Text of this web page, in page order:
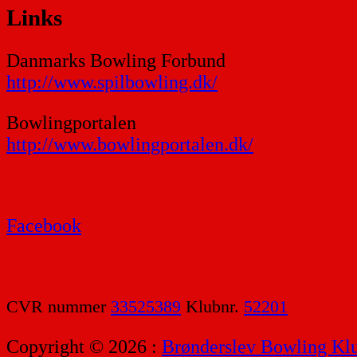
Links
Danmarks Bowling Forbund
http://www.spilbowling.dk/
Bowlingportalen
http://www.bowlingportalen.dk/
Facebook
CVR nummer 33525389 Klubnr. 52201
Copyright © 2026 : Brønderslev Bowling